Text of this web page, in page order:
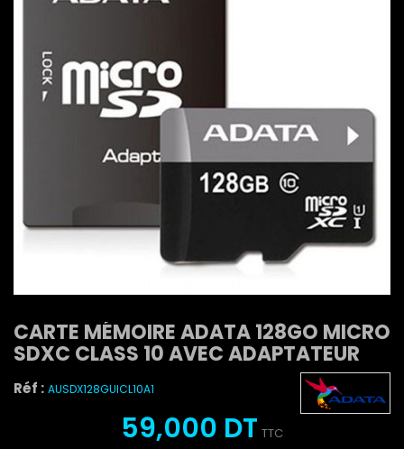
CARTE MÉMOIRE ADATA 128GO MICRO
SDXC CLASS 10 AVEC ADAPTATEUR
Réf : AUSDX128GUICL10A1
59,000 DT TTC